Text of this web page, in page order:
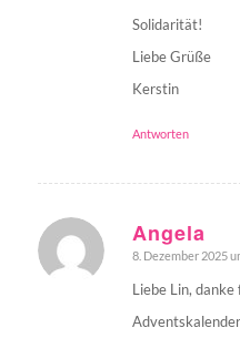
Solidarität!
Liebe Grüße
Kerstin
Antworten
Angela
sagte:
8. Dezember 2025
Liebe Lin,